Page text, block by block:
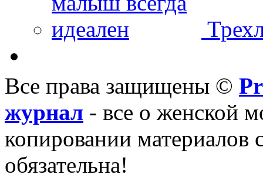
Все права защищены ©
журнал - все о женской
копировании материалов
обязательна!